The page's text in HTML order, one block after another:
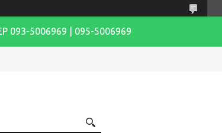
093-5006969 | 095-5006969